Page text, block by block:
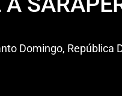
Domingo, República